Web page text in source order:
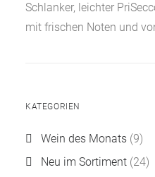
Schlanker, leichter
mit frischen Noten und
KATEGORIEN
Wein des Monats (9)
Neu im Sortiment (24)